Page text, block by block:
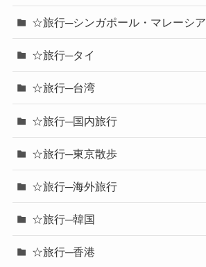
☆旅行─シンガポール・マレーシア
☆旅行─タイ
☆旅行─台湾
☆旅行─国内旅行
☆旅行─東京散歩
☆旅行─海外旅行
☆旅行─韓国
☆旅行─香港